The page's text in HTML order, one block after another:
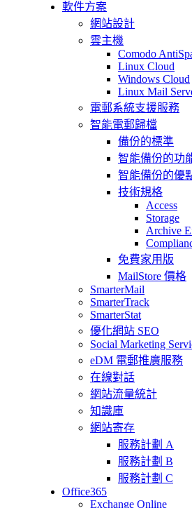
軟件方案
網站設計
雲主機
Comodo
Linux Cloud
Windows Cloud
Linux Mail
電郵系統支援服務
智能電郵歸檔
備份的標準
智能備份的功
智能備份的優
技術規格
Access
Storage
Archive
免費家用版
MailStore 價格
SmarterMail
SmarterTrack
SmarterStat
優化網站 SEO
Social Marketing
eDM 電郵推廣服務
在線對話
網站流量統計
知識庫
網站寄存
服務計劃 A
服務計劃 B
服務計劃 C
Office365
Exchange Online